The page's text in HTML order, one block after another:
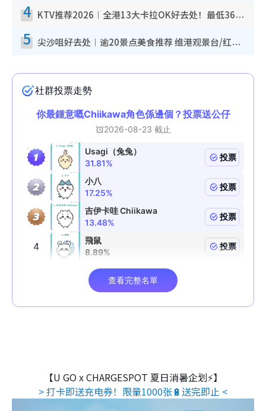
4 KTV推荐2026︱全港13大卡拉OK好去处！最低36元起 日语歌都有！(附地址+收费详情)
5 尖沙咀好去处︱逾20景点美食推荐 维港观景台/红磡古迹/九龙公园/室内游乐场
【U GO x CHARGESPOT 夏日消暑企划⚡】
> 打卡即送充电券！限量1000张🔋送完即止 <